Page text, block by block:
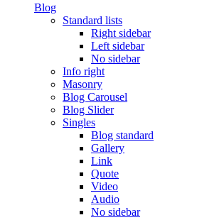
Blog
Standard lists
Right sidebar
Left sidebar
No sidebar
Info right
Masonry
Blog Carousel
Blog Slider
Singles
Blog standard
Gallery
Link
Quote
Video
Audio
No sidebar